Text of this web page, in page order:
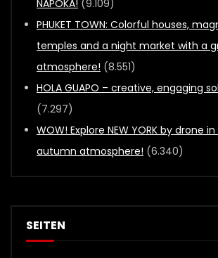
NAPOKA! (9.109)
PHUKET TOWN: Colorful houses,
temples and a night market with a
atmosphere! (8.551)
HOLA GUAPO – creative, engaging
(7.297)
WOW! Explore NEW YORK by drone
autumn atmosphere! (6.340)
SEITEN